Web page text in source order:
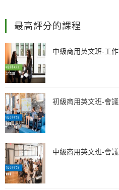
最高評分的課程
中級商用英文班-工
初級商用英文班-會
中級商用英文班-會